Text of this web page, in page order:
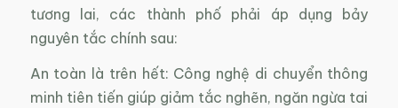
tương lai, các thành phố phải áp dụng bảy
nguyên tắc chính sau:
An toàn là trên hết: Công nghệ di chuyển thông
minh tiên tiến giúp giảm tắc nghẽn, ngăn ngừa tai